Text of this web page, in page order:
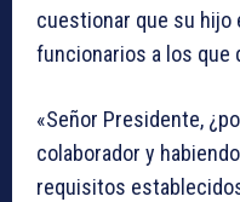
cuestionar que su hijo
funcionarios a los que
«Señor Presidente,
colaborador y
requisitos